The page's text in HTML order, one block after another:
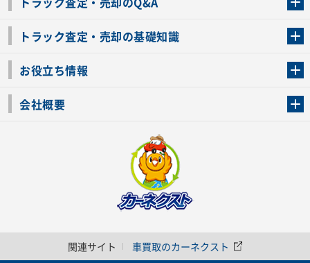
トラック査定・売却の基礎知識
お役立ち情報
会社概要
関連サイト 車買取のカーネクスト